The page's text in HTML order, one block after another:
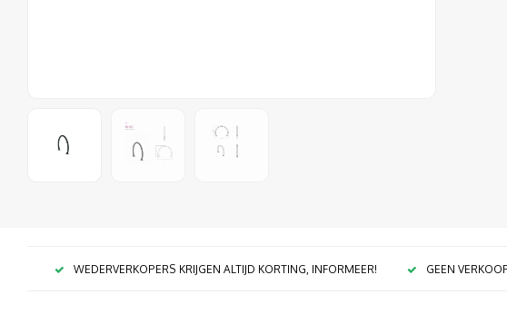
WEDERVERKOPERS KRIJGEN ALTIJD KORTING, INFORMEER! GEEN